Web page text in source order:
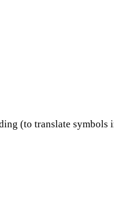
(to translate symbols